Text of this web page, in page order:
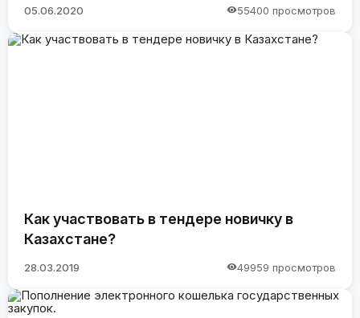
05.06.2020 55400 просмотров
Как участвовать в тендере новичку в
Казахстане?
28.03.2019 49959 просмотров